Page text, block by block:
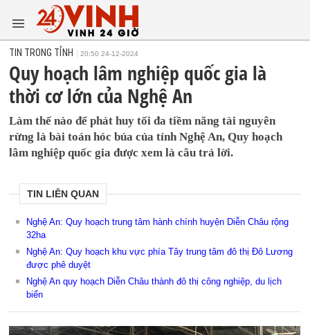
TIN TRONG TỈNH 20:50 24-12-2024
Quy hoạch lâm nghiệp quốc gia là
thời cơ lớn của Nghệ An
Làm thế nào để phát huy tối đa tiềm năng tài nguyên
rừng là bài toán hóc búa của tỉnh Nghệ An, Quy hoạch
lâm nghiệp quốc gia được xem là câu trả lời.
TIN LIÊN QUAN
Nghệ An: Quy hoạch trung tâm hành chính huyện Diễn Châu rộng
32ha
Nghệ An: Quy hoạch khu vực phía Tây trung tâm đô thị Đô Lương
được phê duyệt
Nghệ An quy hoạch Diễn Châu thành đô thị công nghiệp, du lịch
biển